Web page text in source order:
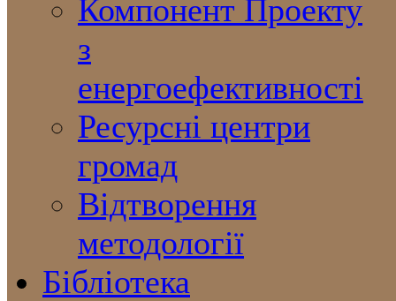
Компонент Проекту
з
енергоефективності
Ресурсні центри
громад
Відтворення
методології
Бібліотека